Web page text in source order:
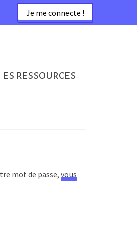
Je me connecte !
Mes ressources
mot de passe, vous